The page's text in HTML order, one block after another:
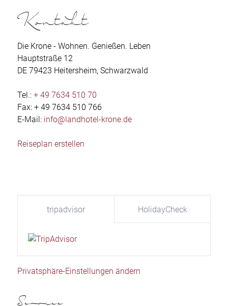
Kontakt
Die Krone - Wohnen. Genießen. Leben
Hauptstraße 12
DE 79423 Heitersheim, Schwarzwald
Tel.: + 49 7634 510 70
Fax: + 49 7634 510 766
E-Mail: info@landhotel-krone.de
Reiseplan erstellen
tripadvisor HolidayCheck
Privatsphäre-Einstellungen ändern